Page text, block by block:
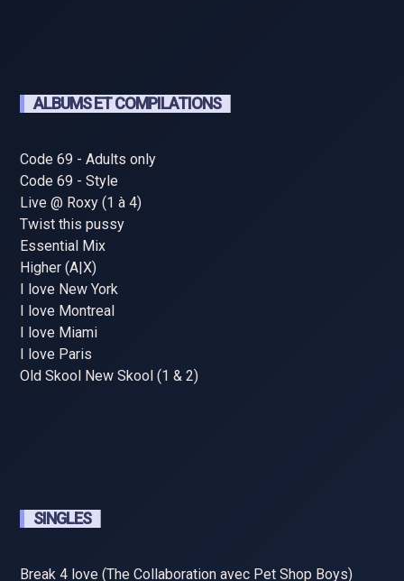
ALBUMS ET COMPILATIONS
Code 69 - Adults only
Code 69 - Style
Live @ Roxy (1 à 4)
Twist this pussy
Essential Mix ‎
Higher (A|X)
I love New York
I love Montreal
I love Miami
I love Paris
Old Skool New Skool (1 & 2)
SINGLES
Break 4 love (The Collaboration avec Pet Shop Boys)